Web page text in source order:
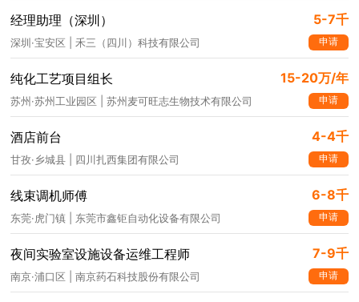
经理助理（深圳） 5-7千
深圳·宝安区 | 禾三（四川）科技有限公司 申请
纯化工艺项目组长 15-20万/年
苏州·苏州工业园区 | 苏州麦可旺志生物技术有限公司 申请
酒店前台 4-4千
甘孜·乡城县 | 四川扎西集团有限公司 申请
线束调机师傅 6-8千
东莞·虎门镇 | 东莞市鑫钜自动化设备有限公司 申请
夜间实验室设施设备运维工程师 7-9千
南京·浦口区 | 南京药石科技股份有限公司 申请